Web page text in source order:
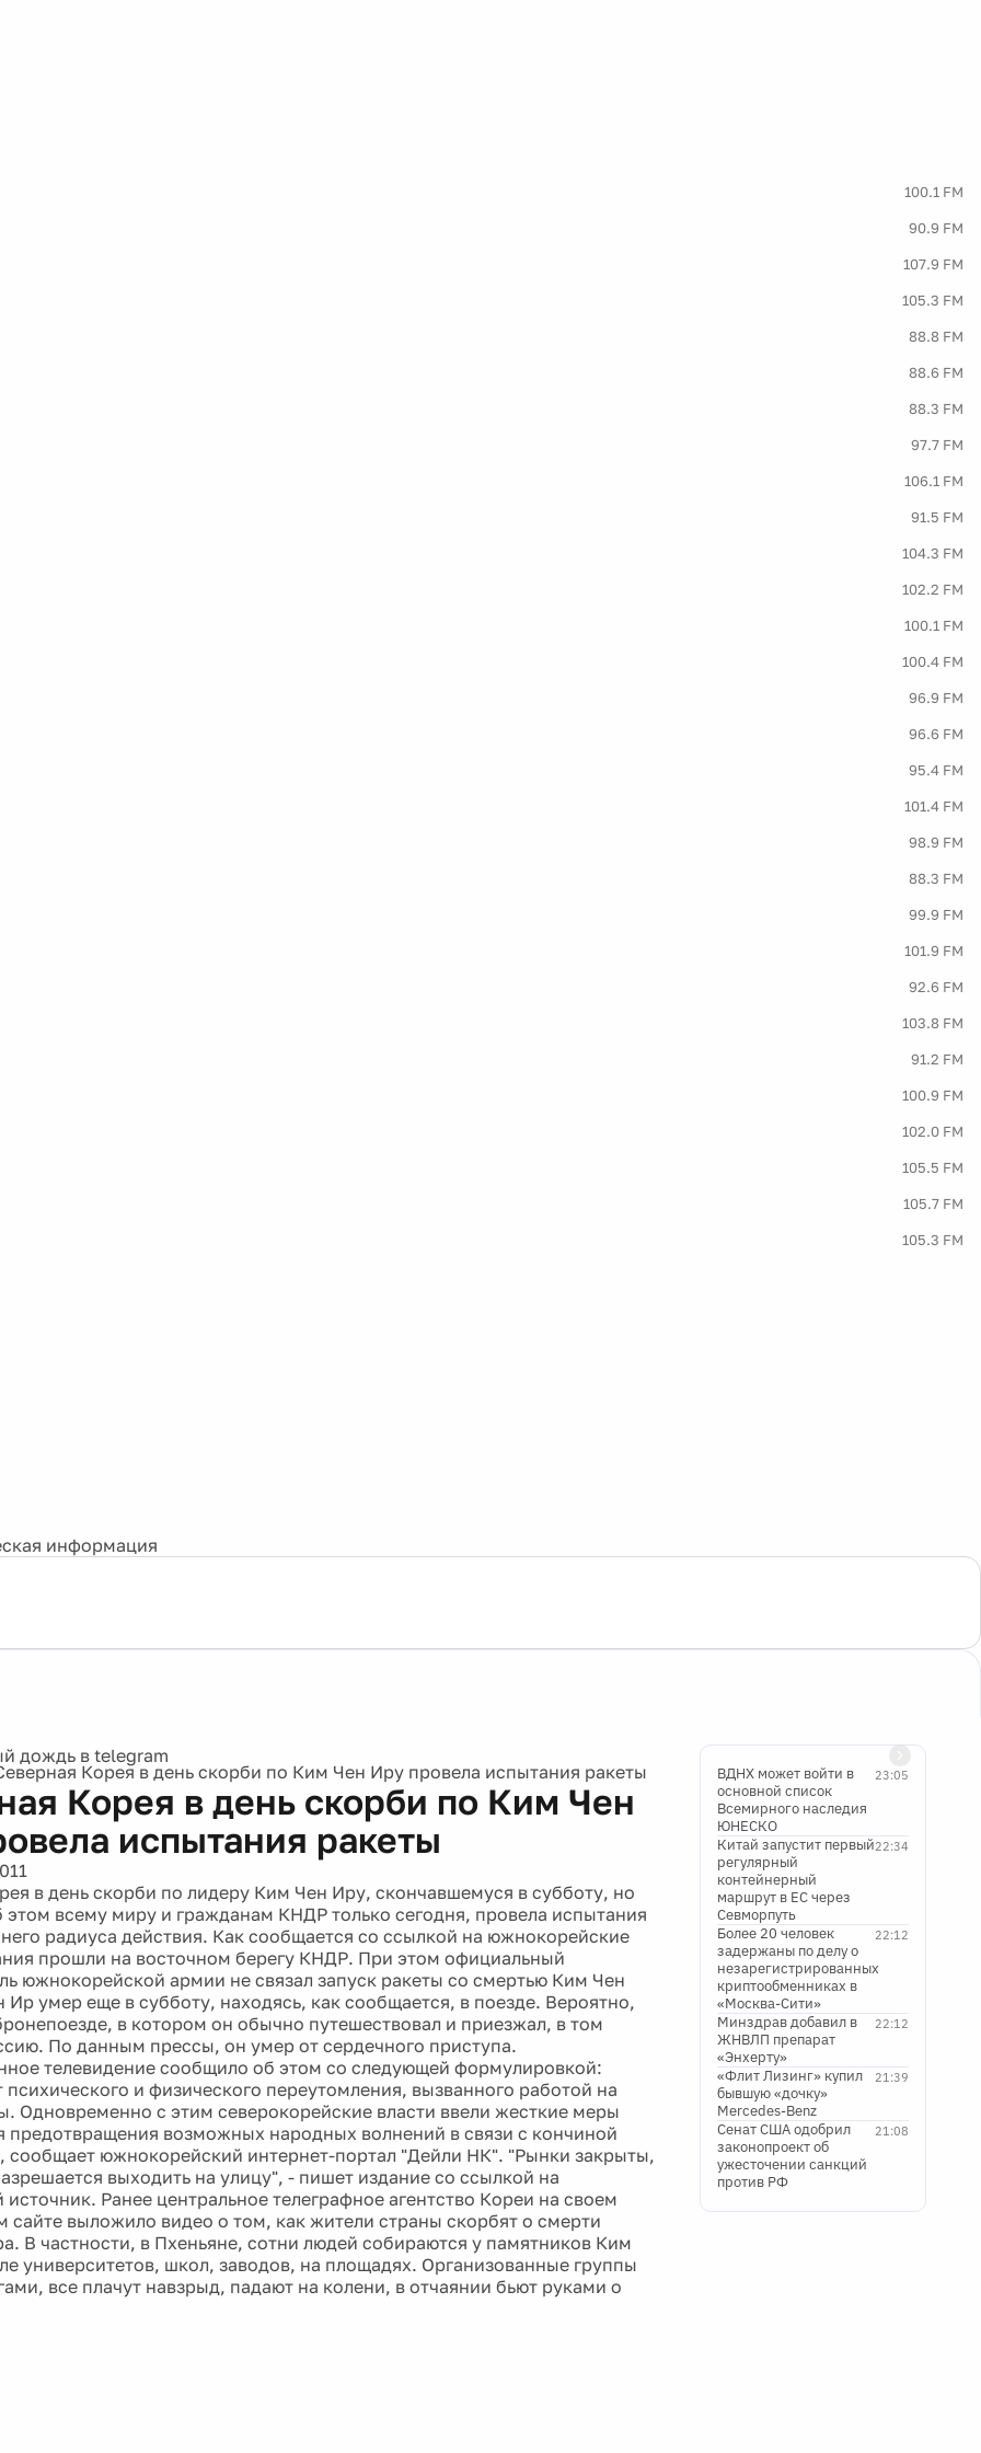
100.1 FM
90.9 FM
107.9 FM
105.3 FM
88.8 FM
88.6 FM
88.3 FM
97.7 FM
106.1 FM
91.5 FM
104.3 FM
102.2 FM
100.1 FM
100.4 FM
96.9 FM
96.6 FM
95.4 FM
101.4 FM
98.9 FM
88.3 FM
99.9 FM
101.9 FM
92.6 FM
103.8 FM
91.2 FM
100.9 FM
102.0 FM
105.5 FM
105.7 FM
105.3 FM
информация
Корея в день скорби по Ким Чен Иру провела испытания ракеты
Корея в день скорби по Ким Чен
испытания ракеты
в день скорби по лидеру Ким Чен Иру, скончавшемуся в субботу, но
всему миру и гражданам КНДР только сегодня, провела испытания
радиуса действия. Как сообщается со ссылкой на южнокорейские
прошли на восточном берегу КНДР. При этом официальный
южнокорейской армии не связал запуск ракеты со смертью Ким Чен
умер еще в субботу, находясь, как сообщается, в поезде. Вероятно,
в котором он обычно путешествовал и приезжал, в том
По данным прессы, он умер от сердечного приступа.
телевидение сообщило об этом со следующей формулировкой:
психического и физического переутомления, вызванного работой на
Одновременно с этим северокорейские власти ввели жесткие меры
предотвращения возможных народных волнений в связи с кончиной
сообщает южнокорейский интернет-портал "Дейли НК". "Рынки закрыты,
выходить на улицу", - пишет издание со ссылкой на
источник. Ранее центральное телеграфное агентство Кореи на своем
сайте выложило видео о том, как жители страны скорбят о смерти
В частности, в Пхеньяне, сотни людей собираются у памятников Ким
университетов, школ, заводов, на площадях. Организованные группы
все плачут навзрыд, падают на колени, в отчаянии бьют руками о
23:05
ВДНХ может войти в
основной список
Всемирного наследия
ЮНЕСКО
22:34
Китай запустит первый
регулярный
контейнерный
маршрут в ЕС через
Севморпуть
22:12
Более 20 человек
задержаны по делу о
незарегистрированных
криптообменниках в
«Москва-Сити»
22:12
Минздрав добавил в
ЖНВЛП препарат
«Энхерту»
21:39
«Флит Лизинг» купил
бывшую «дочку»
Mercedes-Benz
21:08
Сенат США одобрил
законопроект об
ужесточении санкций
против РФ